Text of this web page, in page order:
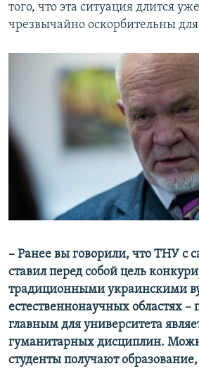
того, что эта ситуация длится
чрезвычайно оскорбительны
– Ранее вы говорили, что ТНУ с
ставил перед собой цель
традиционными украинскими
естественнонаучных областях –
главным для университета
гуманитарных дисциплин.
студенты получают